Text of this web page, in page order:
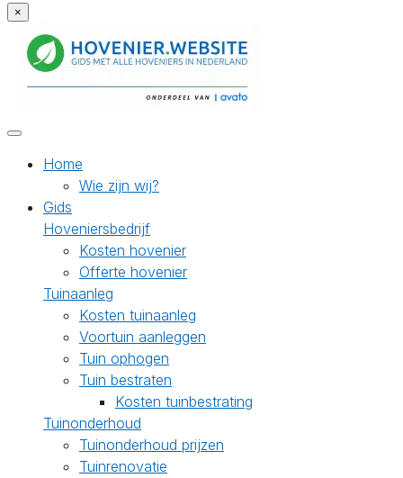
×
Home
Wie zijn wij?
Gids
Hoveniersbedrijf
Kosten hovenier
Offerte hovenier
Tuinaanleg
Kosten tuinaanleg
Voortuin aanleggen
Tuin ophogen
Tuin bestraten
Kosten tuinbestrating
Tuinonderhoud
Tuinonderhoud prijzen
Tuinrenovatie